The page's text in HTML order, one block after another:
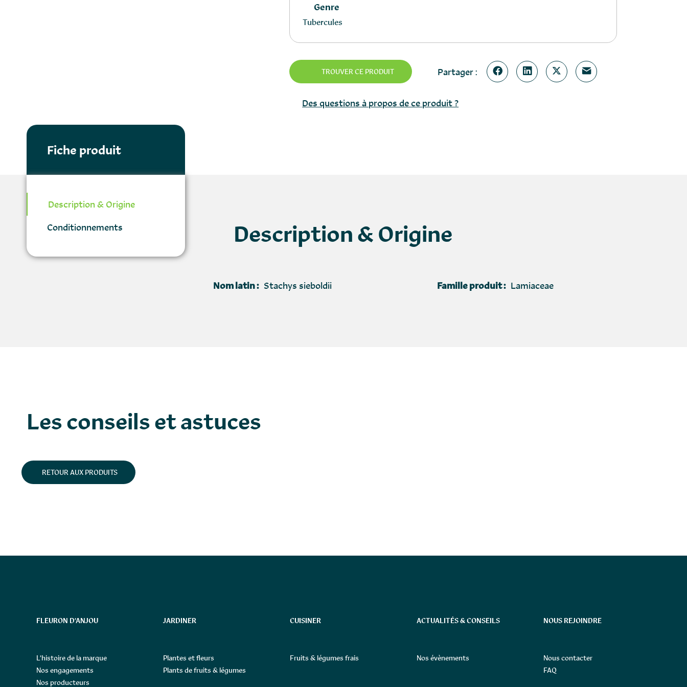
Genre
Tubercules
TROUVER CE PRODUIT Partager :
Des questions à propos de ce produit ?
Fiche produit
Description & Origine
Conditionnements Description & Origine
Nom latin : Stachys sieboldii Famille produit : Lamiaceae
Les conseils et astuces
RETOUR AUX PRODUITS
FLEURON D’ANJOU
L’histoire de la marque
Nos engagements
Nos producteurs
JARDINER
Plantes et fleurs
Plants de fruits & légumes
CUISINER
Fruits & légumes frais
ACTUALITÉS & CONSEILS
Nos évènements
NOUS REJOINDRE
Nous contacter
FAQ